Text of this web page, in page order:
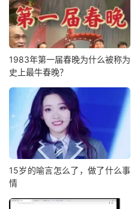
1983年第一届春晚为什么被称为
史上最牛春晚？
15岁的喻言怎么了，做了什么事
情